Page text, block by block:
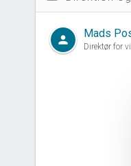
person Mads
Direktør for